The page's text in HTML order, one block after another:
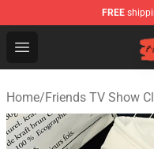
FREE
Open menu
Friends Store -
Home/Friends TV Show